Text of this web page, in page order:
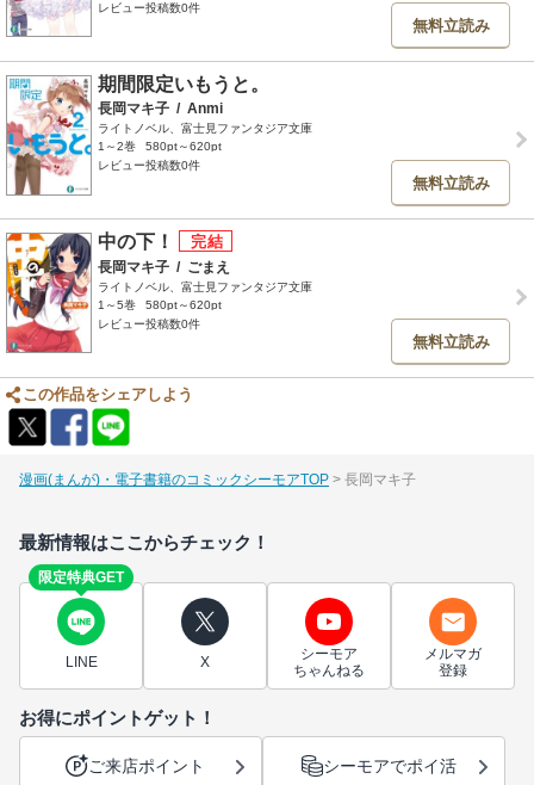
レビュー投稿数0件
無料立読み
期間限定いもうと。
長岡マキ子 / Anmi
ライトノベル、富士見ファンタジア文庫
1～2巻
580pt～620pt
レビュー投稿数0件
無料立読み
中の下！
長岡マキ子 / ごまえ
ライトノベル、富士見ファンタジア文庫
1～5巻
580pt～620pt
レビュー投稿数0件
無料立読み
この作品をシェアしよう
漫画(まんが)・電子書籍のコミックシーモアTOP 長岡マキ子
最新情報はここからチェック！
限定特典GET
LINE X
シーモア
ちゃんねる
メルマガ
登録
お得にポイントゲット！
ご来店ポイント シーモアでポイ活